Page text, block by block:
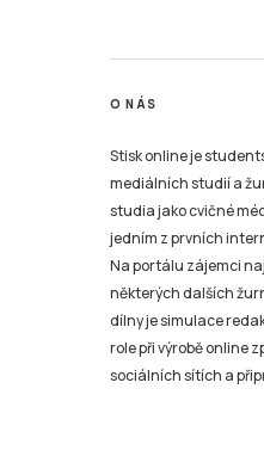
O NÁS
Stisk online je
mediálních studií a
studia jako cvičné
jedním z prvních
Na portálu zájemci
některých dalších
dílny je simulace
role při výrobě online
sociálních sítích a